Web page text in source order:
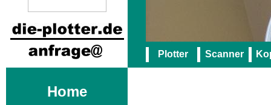
Plotter Scanner
Home